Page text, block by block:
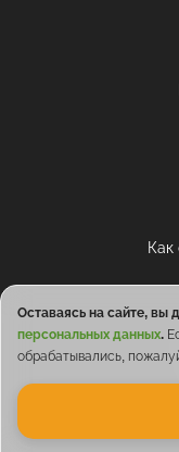
Как
Оставаясь на сайте, вы
персональных данных.
обрабатывались,